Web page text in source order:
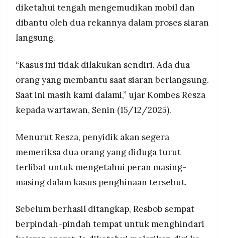
©
Resolusi.co
-
PT.
MEDIA
diketahui tengah mengemudikan mobil dan
dibantu oleh dua rekannya dalam proses siaran
langsung.
“Kasus ini tidak dilakukan sendiri. Ada dua
orang yang membantu saat siaran berlangsung.
Saat ini masih kami dalami,” ujar Kombes Resza
kepada wartawan, Senin (15/12/2025).
Menurut Resza, penyidik akan segera
memeriksa dua orang yang diduga turut
terlibat untuk mengetahui peran masing-
masing dalam kasus penghinaan tersebut.
Sebelum berhasil ditangkap, Resbob sempat
berpindah-pindah tempat untuk menghindari